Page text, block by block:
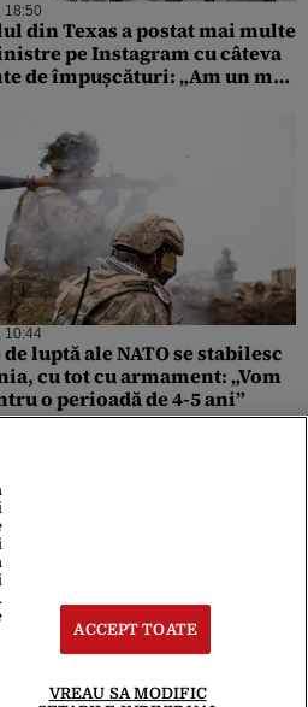
18:50
din Texas a postat mai multe
pe Instagram cu câteva
de împușcături: „Am un mic
10:44
luptă ale NATO se stabilesc
cu tot cu armament: „Vom
o perioadă de 4-5 ani”
ACCEPT TOATE
VREAU SA MODIFIC